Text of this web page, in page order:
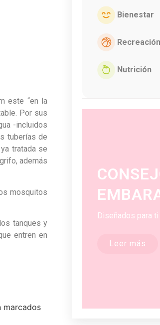
este “en la
Por sus
-incluidos
tuberías de
tratada se
además
mosquitos
tanques y
entren en
marcados
Bienestar
Recreación
Nutrición
Diseñados para ti
Leer más